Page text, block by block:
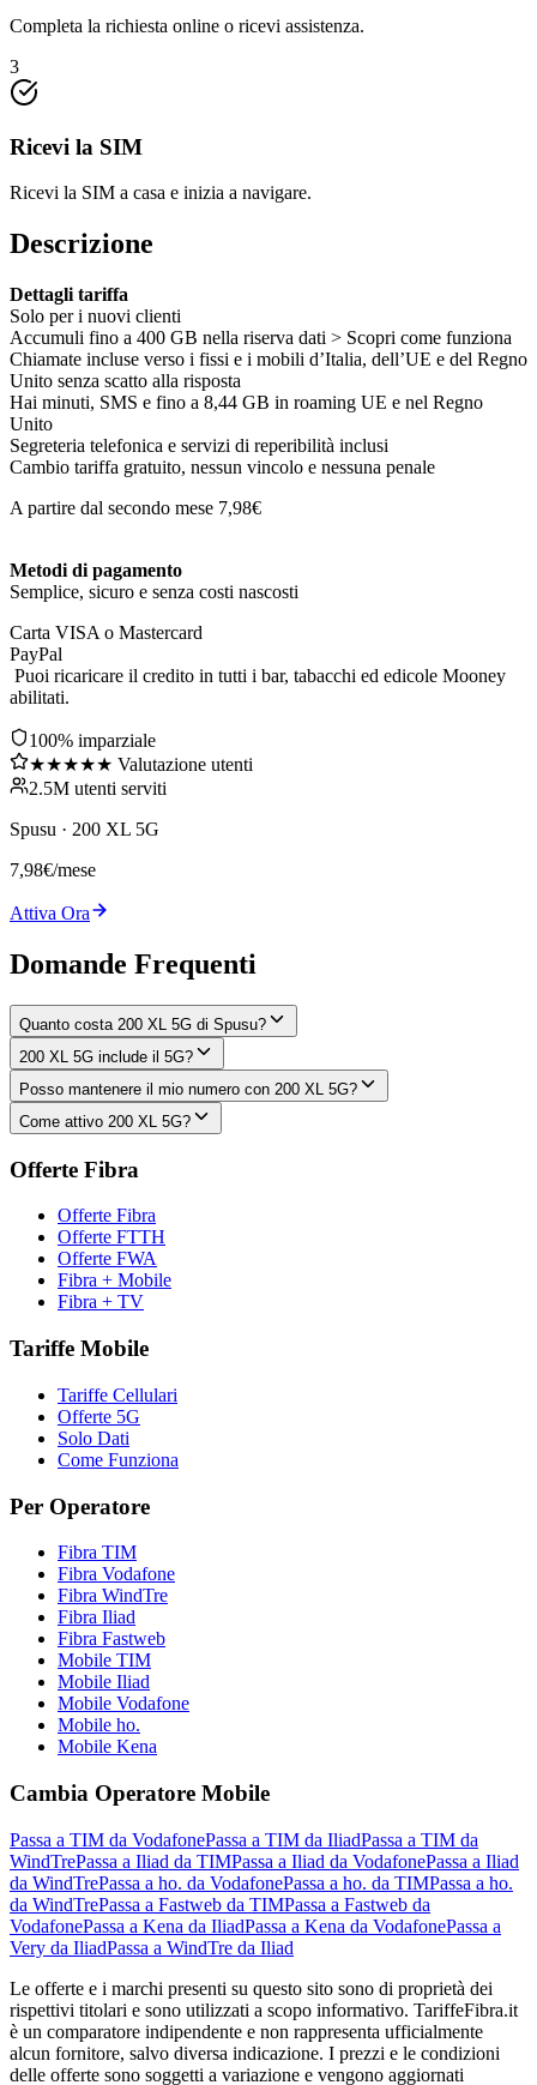
Completa la richiesta online o ricevi assistenza.
3
Ricevi la SIM
Ricevi la SIM a casa e inizia a navigare.
Descrizione
Dettagli tariffa
Solo per i nuovi clienti
Accumuli fino a 400 GB nella riserva dati > Scopri come funziona
Chiamate incluse verso i fissi e i mobili d’Italia, dell’UE e del Regno
Unito senza scatto alla risposta
Hai minuti, SMS e fino a 8,44 GB in roaming UE e nel Regno
Unito
Segreteria telefonica e servizi di reperibilità inclusi
Cambio tariffa gratuito, nessun vincolo e nessuna penale
A partire dal secondo mese 7,98€
Metodi di pagamento
Semplice, sicuro e senza costi nascosti
Carta VISA o Mastercard
PayPal
Puoi ricaricare il credito in tutti i bar, tabacchi ed edicole Mooney
abilitati.
100% imparziale
★★★★★ Valutazione utenti
2.5M utenti serviti
Spusu · 200 XL 5G
7,98€/mese
Attiva Ora
Domande Frequenti
Quanto costa 200 XL 5G di Spusu?
200 XL 5G include il 5G?
Posso mantenere il mio numero con 200 XL 5G?
Come attivo 200 XL 5G?
Offerte Fibra
Offerte Fibra
Offerte FTTH
Offerte FWA
Fibra + Mobile
Fibra + TV
Tariffe Mobile
Tariffe Cellulari
Offerte 5G
Solo Dati
Come Funziona
Per Operatore
Fibra TIM
Fibra Vodafone
Fibra WindTre
Fibra Iliad
Fibra Fastweb
Mobile TIM
Mobile Iliad
Mobile Vodafone
Mobile ho.
Mobile Kena
Cambia Operatore Mobile
Passa a TIM da VodafonePassa a TIM da IliadPassa a TIM da
WindTrePassa a Iliad da TIMPassa a Iliad da VodafonePassa a Iliad
da WindTrePassa a ho. da VodafonePassa a ho. da TIMPassa a ho.
da WindTrePassa a Fastweb da TIMPassa a Fastweb da
VodafonePassa a Kena da IliadPassa a Kena da VodafonePassa a
Very da IliadPassa a WindTre da Iliad
Le offerte e i marchi presenti su questo sito sono di proprietà dei
rispettivi titolari e sono utilizzati a scopo informativo. TariffeFibra.it
è un comparatore indipendente e non rappresenta ufficialmente
alcun fornitore, salvo diversa indicazione. I prezzi e le condizioni
delle offerte sono soggetti a variazione e vengono aggiornati